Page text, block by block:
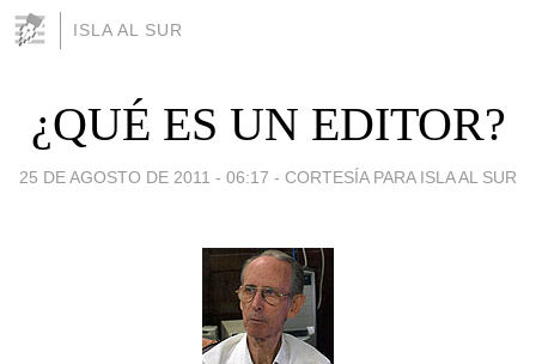
ISLA AL SUR
¿QUÉ ES UN EDITOR?
25 DE AGOSTO DE 2011 - 06:17 - CORTESÍA PARA ISLA AL SUR